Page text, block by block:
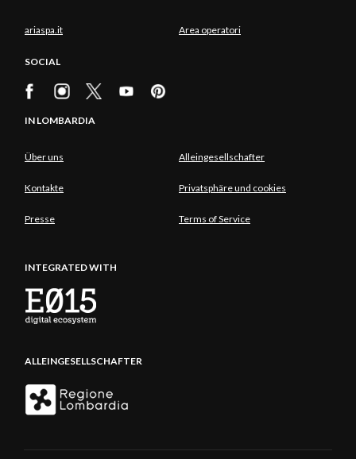
ariaspa.it Area operatori
SOCIAL
IN LOMBARDIA
Über uns Alleingesellschafter
Kontakte Privatsphäre und cookies
Presse Terms of Service
INTEGRATED WITH
ALLEINGESELLSCHAFTER